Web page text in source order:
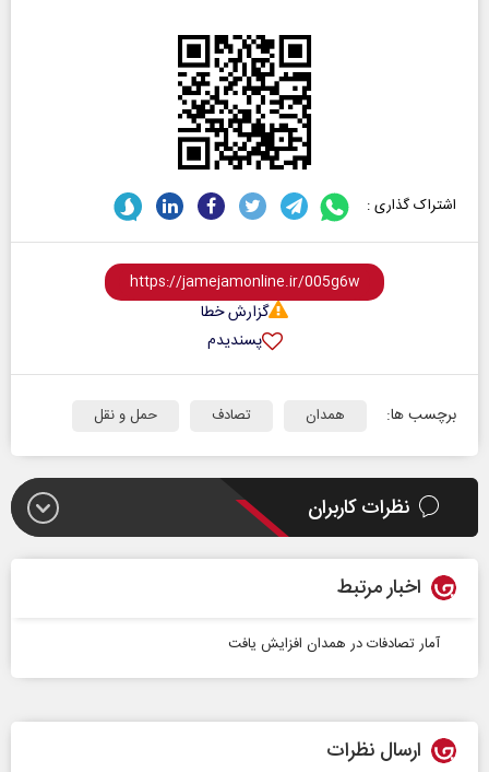
اشتراک گذاری :
گزارش خطا
پسندیدم
برچسب ها: همدان تصادف حمل و نقل
نظرات کاربران
اخبار مرتبط
آمار تصادفات در همدان افزایش یافت
ارسال نظرات